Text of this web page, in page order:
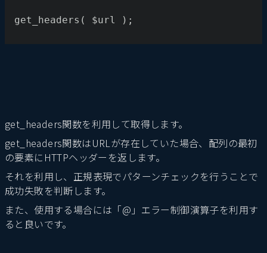
get_headers( $url );
get_headers関数を利用して取得します。
get_headers関数はURLが存在していた場合、配列の最初
の要素にHTTPヘッダーを返します。
それを利用し、正規表現でパターンチェックを行うことで
成功失敗を判断します。
また、使用する場合には「@」エラー制御演算子を利用す
ると良いです。